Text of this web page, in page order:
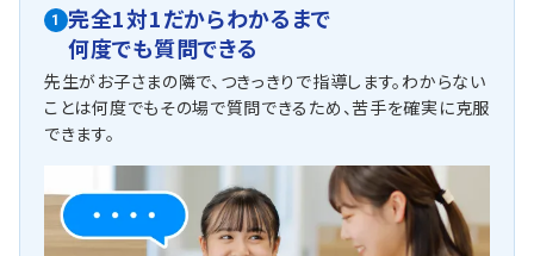
山大附属中学校
他の公立中学校や私立中学校とは異なり、考えさせられる
課題やテストが多いため、基礎となる考え方を深く理解す
ることが求められます。
単なる知識の習得だけではなく、知識を活用する練習をダ
イアログ式の1対1の授業で行い表現力や思考力を磨きま
す。
野田学園中学・慶進中学
中高一貫校の場合、公立より進度が速いため、復習が十分
1
完全1対1だからわかるまで
何度でも質問できる
先生がお子さまの隣で、つきっきりで指導します。わからない
ことは何度でもその場で質問できるため、苦手を確実に克服
できます。